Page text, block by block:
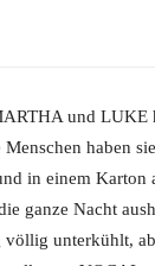
und LUKE
haben
in einem Karton
ganze Nacht
unterkühlt,